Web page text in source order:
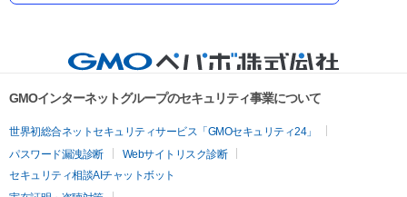
GMOインターネットグループのセキュリティ事業について
世界初総合ネットセキュリティサービス「GMOセキュリティ24」
パスワード漏洩診断
Webサイトリスク診断
セキュリティ相談AIチャットボット